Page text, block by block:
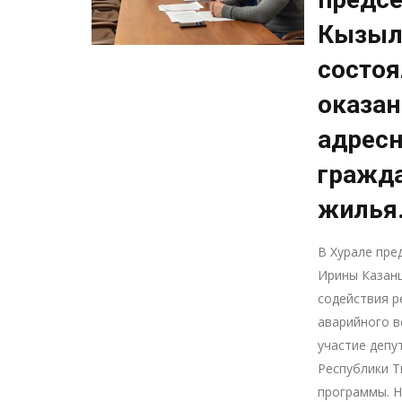
В Хурале
Ирины
содействия
аварийного
участие
Республики
программы.